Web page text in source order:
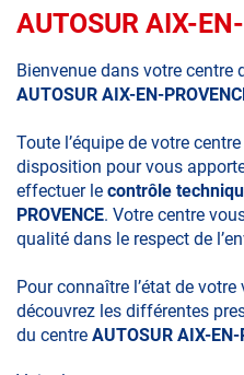
AUTOSUR AIX-
Bienvenue dans votre centre
AUTOSUR AIX-EN-
Toute l’équipe de votre centre
disposition pour vous
effectuer le contrôle
PROVENCE. Votre centre
qualité dans le respect de
Pour connaître l’état de
découvrez les différentes
du centre AUTOSUR AIX-EN-